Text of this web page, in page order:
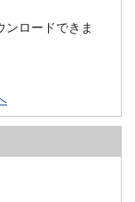
ンロードできま